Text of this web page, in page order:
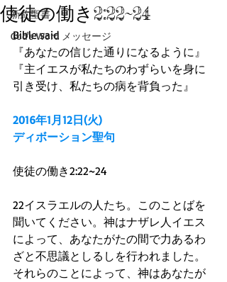
新約聖書
God's Word メッセージ
使徒の働き2:22~24
Bible said
『あなたの信じた通りになるように』
『主イエスが私たちのわずらいを身に
引き受け、私たちの病を背負った』
2016年1月12日(火)
ディボーション聖句
使徒の働き2:22~24
22イスラエルの人たち。このことばを
聞いてください。神はナザレ人イエス
によって、あなたがたの間で力あるわ
ざと不思議としるしを行われました。
それらのことによって、神はあなたが